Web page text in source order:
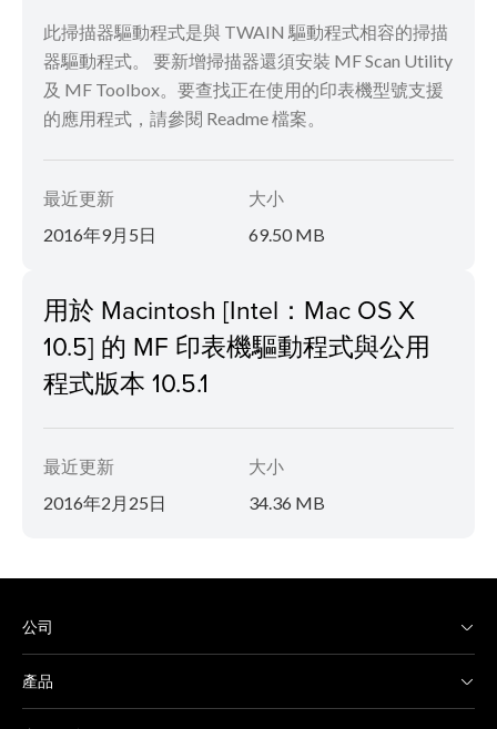
此掃描器驅動程式是與 TWAIN 驅動程式相容的掃描
器驅動程式。 要新增掃描器還須安裝 MF Scan Utility
及 MF Toolbox。要查找正在使用的印表機型號支援
的應用程式，請參閱 Readme 檔案。
最近更新
2016年9月5日
大小
69.50 MB
用於 Macintosh [Intel：Mac OS X
10.5] 的 MF 印表機驅動程式與公用
程式版本 10.5.1
最近更新
2016年2月25日
大小
34.36 MB
公司
產品